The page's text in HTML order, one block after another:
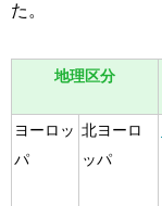
た。
地理区分
ヨーロッ
パ
北ヨーロ
ッパ